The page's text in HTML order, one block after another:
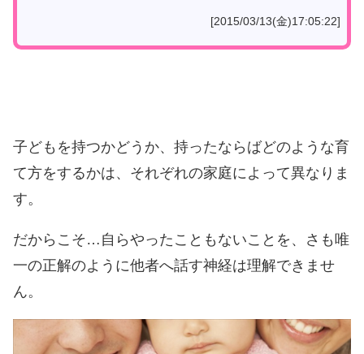
[2015/03/13(金)17:05:22]
子どもを持つかどうか、持ったならばどのような育
て方をするかは、それぞれの家庭によって異なりま
す。
だからこそ…自らやったこともないことを、さも唯
一の正解のように他者へ話す神経は理解できませ
ん。